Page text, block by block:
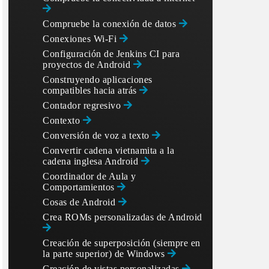
Compruebe la conexión de datos
Conexiones Wi-Fi
Configuración de Jenkins CI para
proyectos de Android
Construyendo aplicaciones
compatibles hacia atrás
Contador regresivo
Contexto
Conversión de voz a texto
Convertir cadena vietnamita a la
cadena inglesa Android
Coordinador de Aula y
Comportamientos
Cosas de Android
Crea ROMs personalizadas de Android
Creación de superposición (siempre en
la parte superior) de Windows